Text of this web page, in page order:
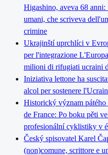
Higashino, aveva 68
umani, che scriveva
crimine
Ukrajinští uprchlíci v
per l'integrazione
milioni di rifugiati ucraini
Iniziativa lettone ha
alcol per sostenere
Historický význam pátého
de France: Po boku pěti
profesionální cyklistiky v
Český spisovatel Karel
(non)comune, scrittore e